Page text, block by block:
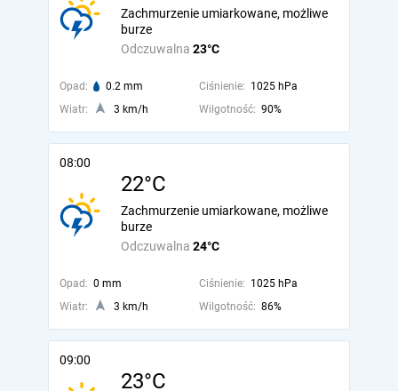
Odczuwalna 23°C
Zachmurzenie umiarkowane, możliwe
burze
Opad: 0.2 mm Ciśnienie: 1025 hPa
Wiatr:
3 km/h Wilgotność: 90%
08:00
22°C
Odczuwalna 24°C
Zachmurzenie umiarkowane, możliwe
burze
Opad: 0 mm Ciśnienie: 1025 hPa
Wiatr:
3 km/h Wilgotność: 86%
09:00
23°C